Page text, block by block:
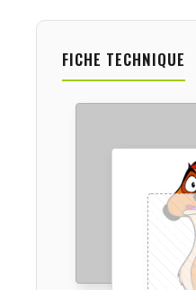
FICHE TECHNIQUE